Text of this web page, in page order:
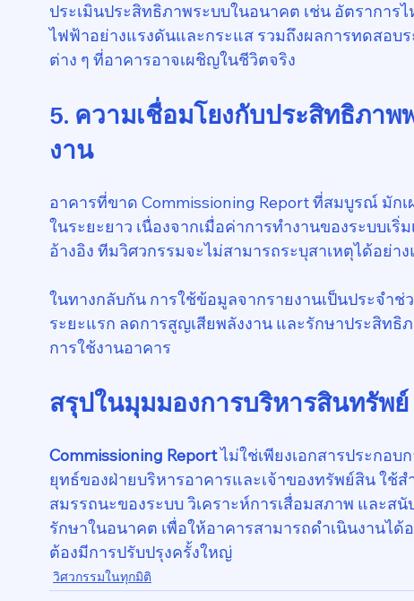
ประเมินประสิทธิภาพระบบในอนาคต เช่น อัตรากา
ไฟฟ้าอย่างแรงดันและกระแส รวมถึงผลการทดสอ
ต่าง ๆ ที่อาคารอาจเผชิญในชีวิตจริง
5. ความเชื่อมโยงกับประสิทธิภา
งาน
อาคารที่ขาด Commissioning Report ที่สมบูรณ์ มัก
ในระยะยาว เนื่องจากเมื่อค่าการทำงานของระบบเ
อ้างอิง ทีมวิศวกรรมจะไม่สามารถระบุสาเหตุได้อย่า
ในทางกลับกัน การใช้ข้อมูลจากรายงานเป็นประจำ
ระยะแรก ลดการสูญเสียพลังงาน และรักษาประสิท
การใช้งานอาคาร
สรุปในมุมมองการบริหารสินทรัพย์
Commissioning Report ไม่ใช่เพียงเอกสารประกอบ
ยุทธ์ของฝ่ายบริหารอาคารและเจ้าของทรัพย์สิน ใ
สมรรถนะของระบบ วิเคราะห์การเสื่อมสภาพ และ
รักษาในอนาคต เพื่อให้อาคารสามารถดำเนินงานไ
ต้องมีการปรับปรุงครั้งใหญ่
วิศวกรรมในทุกมิติ